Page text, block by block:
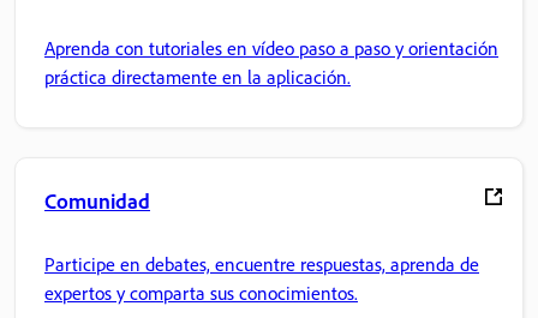
Aprenda con tutoriales en vídeo paso a paso y orientación
práctica directamente en la aplicación.
Comunidad
Participe en debates, encuentre respuestas, aprenda de
expertos y comparta sus conocimientos.